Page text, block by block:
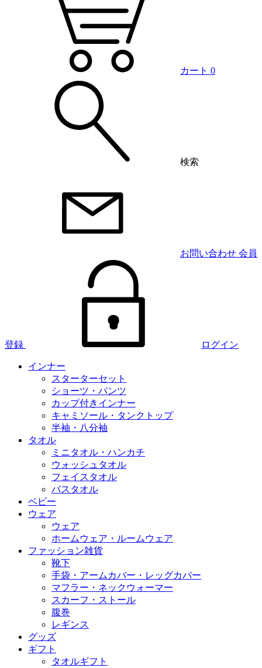
カート 0
検索
お問い合わせ 会員
登録 ログイン
インナー
スターターセット
ショーツ・パンツ
カップ付きインナー
キャミソール・タンクトップ
半袖・八分袖
タオル
ミニタオル・ハンカチ
ウォッシュタオル
フェイスタオル
バスタオル
ベビー
ウェア
ウェア
ホームウェア・ルームウェア
ファッション雑貨
靴下
手袋・アームカバー・レッグカバー
マフラー・ネックウォーマー
スカーフ・ストール
腹巻
レギンス
グッズ
ギフト
タオルギフト